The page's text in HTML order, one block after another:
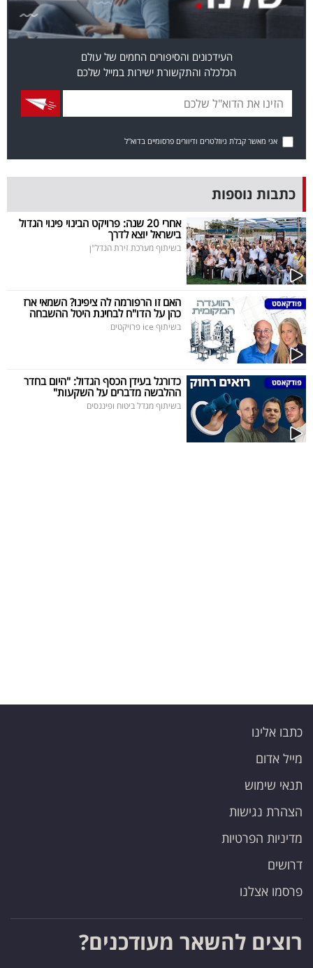
רכב
ופנאי
תיירות
5
המילון
הכלכלי
פודקאסט
40
UNDER
40
שיתופי
פעולה
אחרינו:
העידכונים והסיפורים החמים של עולם
הכלכלה והתקשורת ישירות במייל שלכם
אני מאשר קבלת ניוזלטרים ודיוורים פרסומיים בדוא"ל
כתבות נוספות
אחרי 20 שנה: פרויקט הבינוי פינוי הגדול
בישראל יוצא לדרך
בשיתוף מערכת זירת הנדל"ן
האם זו הרפורמה לה ציפינו? השמאי ארז
כהן על הדו"ח לבחינת היטל ההשבחה
בשיתוף ice פרויקטים
כדורגל בעידן הכסף הגדול: "היום בחדר
ההלבשה מדברים על השקעות"
בשיתוף מגדל ביטוח ופיננסים
כתבו אלינו
מייל אדום
תנאי שימוש
הצהרת נגישות
מדיניות הפרטיות
דרושים
פרסמו אצלנו
רוצים להשאר מעודכנים?